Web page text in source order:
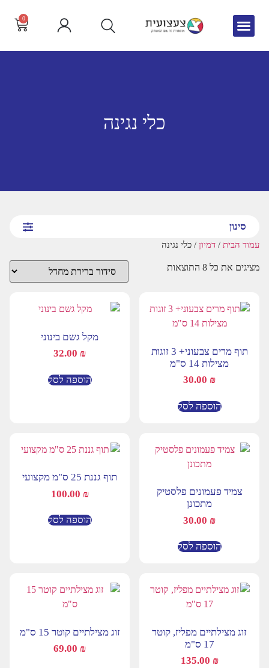
0
כלי נגינה
סינון
עמוד הבית / דמיון / כלי נגינה
מציגים את כל ⁦8⁩ התוצאות
תוף מרים צבעוני+ 3 זוגות
מצילות 14 ס"מ
30.00 ₪
הוספה לסל
מקל גשם בינוני
32.00 ₪
הוספה לסל
צמיד פעמונים פלסטיק
מתכונן
30.00 ₪
הוספה לסל
תוף גננת 25 ס"מ מקצועי
100.00 ₪
הוספה לסל
זוג מצילתיים מפליז, קוטר
17 ס"מ
135.00 ₪
זוג מצילתיים קוטר 15 ס"מ
69.00 ₪